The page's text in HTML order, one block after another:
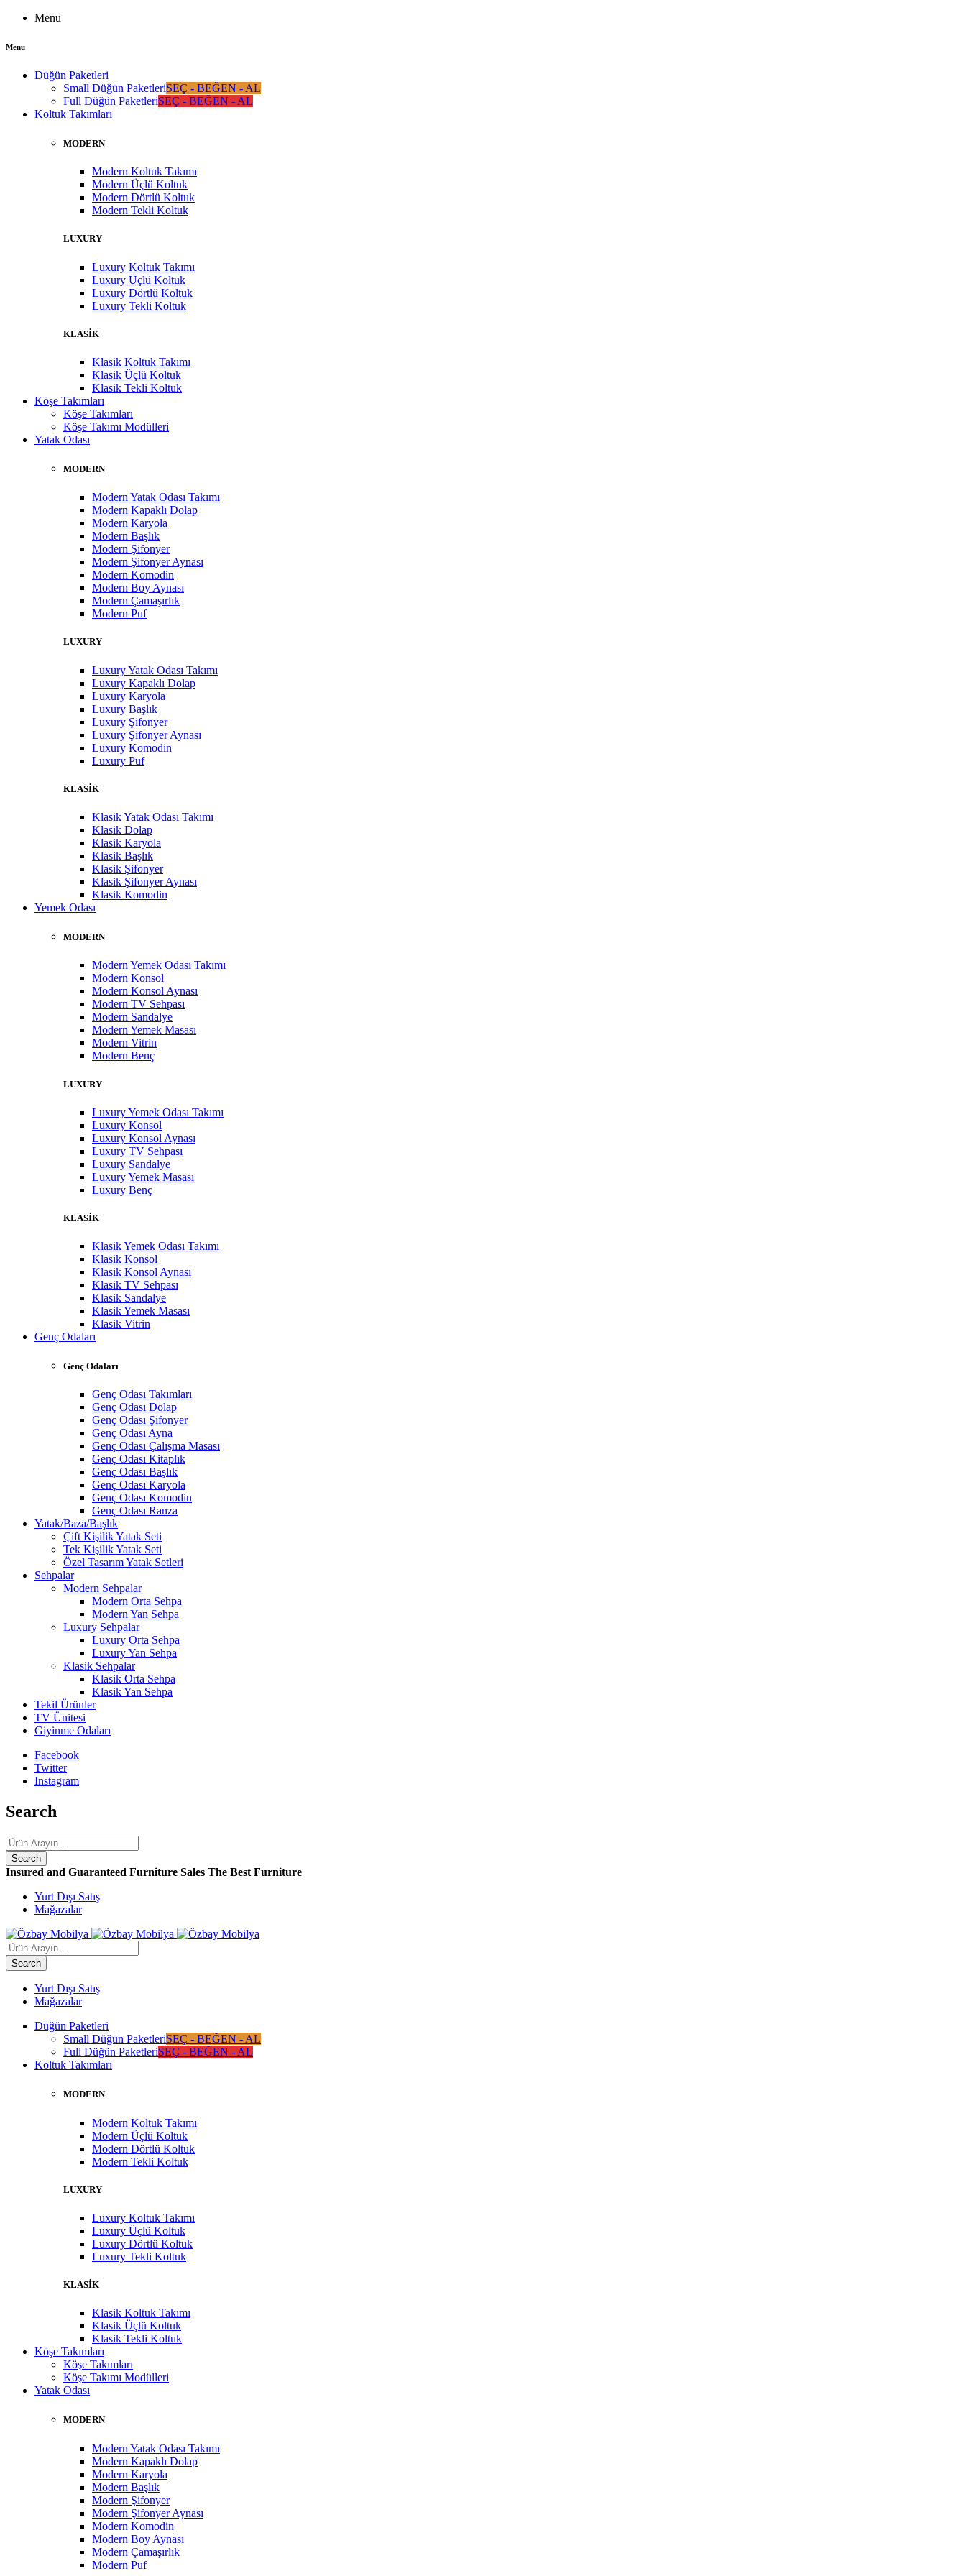
Menu
Menu
Düğün Paketleri
Small Düğün PaketleriSEÇ - BEĞEN - AL
Full Düğün PaketleriSEÇ - BEĞEN - AL
Koltuk Takımları
MODERN
Modern Koltuk Takımı
Modern Üçlü Koltuk
Modern Dörtlü Koltuk
Modern Tekli Koltuk
LUXURY
Luxury Koltuk Takımı
Luxury Üçlü Koltuk
Luxury Dörtlü Koltuk
Luxury Tekli Koltuk
KLASİK
Klasik Koltuk Takımı
Klasik Üçlü Koltuk
Klasik Tekli Koltuk
Köşe Takımları
Köşe Takımları
Köşe Takımı Modülleri
Yatak Odası
MODERN
Modern Yatak Odası Takımı
Modern Kapaklı Dolap
Modern Karyola
Modern Başlık
Modern Şifonyer
Modern Şifonyer Aynası
Modern Komodin
Modern Boy Aynası
Modern Çamaşırlık
Modern Puf
LUXURY
Luxury Yatak Odası Takımı
Luxury Kapaklı Dolap
Luxury Karyola
Luxury Başlık
Luxury Şifonyer
Luxury Şifonyer Aynası
Luxury Komodin
Luxury Puf
KLASİK
Klasik Yatak Odası Takımı
Klasik Dolap
Klasik Karyola
Klasik Başlık
Klasik Şifonyer
Klasik Şifonyer Aynası
Klasik Komodin
Yemek Odası
MODERN
Modern Yemek Odası Takımı
Modern Konsol
Modern Konsol Aynası
Modern TV Sehpası
Modern Sandalye
Modern Yemek Masası
Modern Vitrin
Modern Benç
LUXURY
Luxury Yemek Odası Takımı
Luxury Konsol
Luxury Konsol Aynası
Luxury TV Sehpası
Luxury Sandalye
Luxury Yemek Masası
Luxury Benç
KLASİK
Klasik Yemek Odası Takımı
Klasik Konsol
Klasik Konsol Aynası
Klasik TV Sehpası
Klasik Sandalye
Klasik Yemek Masası
Klasik Vitrin
Genç Odaları
Genç Odaları
Genç Odası Takımları
Genç Odası Dolap
Genç Odası Şifonyer
Genç Odası Ayna
Genç Odası Çalışma Masası
Genç Odası Kitaplık
Genç Odası Başlık
Genç Odası Karyola
Genç Odası Komodin
Genç Odası Ranza
Yatak/Baza/Başlık
Çift Kişilik Yatak Seti
Tek Kişilik Yatak Seti
Özel Tasarım Yatak Setleri
Sehpalar
Modern Sehpalar
Modern Orta Sehpa
Modern Yan Sehpa
Luxury Sehpalar
Luxury Orta Sehpa
Luxury Yan Sehpa
Klasik Sehpalar
Klasik Orta Sehpa
Klasik Yan Sehpa
Tekil Ürünler
TV Ünitesi
Giyinme Odaları
Facebook
Twitter
Instagram
Search
Insured and Guaranteed Furniture Sales The Best Furniture
Yurt Dışı Satış
Mağazalar
Yurt Dışı Satış
Mağazalar
Düğün Paketleri
Small Düğün PaketleriSEÇ - BEĞEN - AL
Full Düğün PaketleriSEÇ - BEĞEN - AL
Koltuk Takımları
MODERN
Modern Koltuk Takımı
Modern Üçlü Koltuk
Modern Dörtlü Koltuk
Modern Tekli Koltuk
LUXURY
Luxury Koltuk Takımı
Luxury Üçlü Koltuk
Luxury Dörtlü Koltuk
Luxury Tekli Koltuk
KLASİK
Klasik Koltuk Takımı
Klasik Üçlü Koltuk
Klasik Tekli Koltuk
Köşe Takımları
Köşe Takımları
Köşe Takımı Modülleri
Yatak Odası
MODERN
Modern Yatak Odası Takımı
Modern Kapaklı Dolap
Modern Karyola
Modern Başlık
Modern Şifonyer
Modern Şifonyer Aynası
Modern Komodin
Modern Boy Aynası
Modern Çamaşırlık
Modern Puf